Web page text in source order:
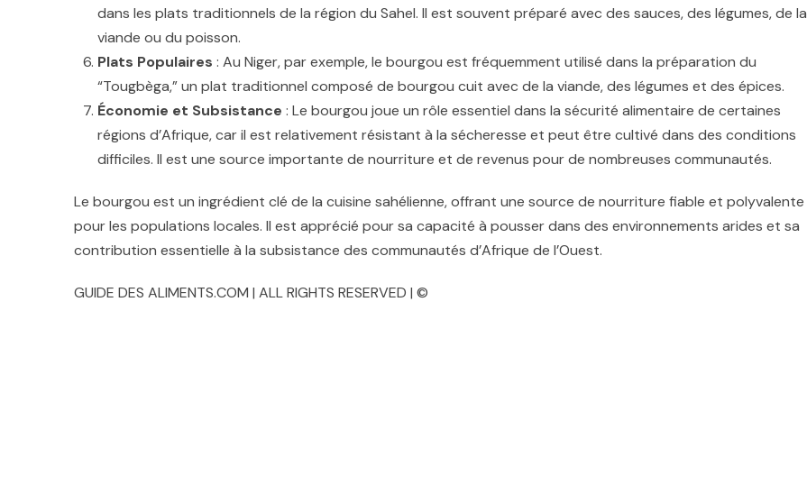
dans les plats traditionnels de la région du Sahel. Il est souvent préparé avec des sauces, des légumes, de la
viande ou du poisson.
Plats Populaires : Au Niger, par exemple, le bourgou est fréquemment utilisé dans la préparation du
“Tougbèga,” un plat traditionnel composé de bourgou cuit avec de la viande, des légumes et des épices.
Économie et Subsistance : Le bourgou joue un rôle essentiel dans la sécurité alimentaire de certaines
régions d’Afrique, car il est relativement résistant à la sécheresse et peut être cultivé dans des conditions
difficiles. Il est une source importante de nourriture et de revenus pour de nombreuses communautés.
Le bourgou est un ingrédient clé de la cuisine sahélienne, offrant une source de nourriture fiable et polyvalente
pour les populations locales. Il est apprécié pour sa capacité à pousser dans des environnements arides et sa
contribution essentielle à la subsistance des communautés d’Afrique de l’Ouest.
GUIDE DES ALIMENTS.COM | ALL RIGHTS RESERVED | ©